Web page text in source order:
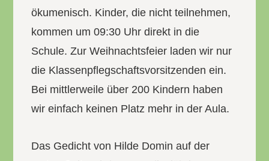
ökumenisch. Kinder, die nicht teilnehmen,
kommen um 09:30 Uhr direkt in die
Schule. Zur Weihnachtsfeier laden wir nur
die Klassenpflegschaftsvorsitzenden ein.
Bei mittlerweile über 200 Kindern haben
wir einfach keinen Platz mehr in der Aula.
Das Gedicht von Hilde Domin auf der